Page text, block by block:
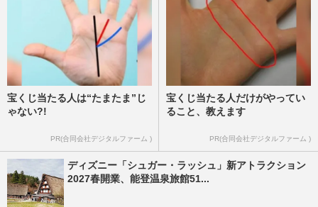
宝くじ当たる人は“たまたま”じ
ゃない?!
PR(合同会社デジタルファーム )
宝くじ当たる人だけがやってい
ること、教えます
PR(合同会社デジタルファーム )
ディズニー「シュガー・ラッシュ」新アトラクション
2027春開業、能登温泉旅館51...